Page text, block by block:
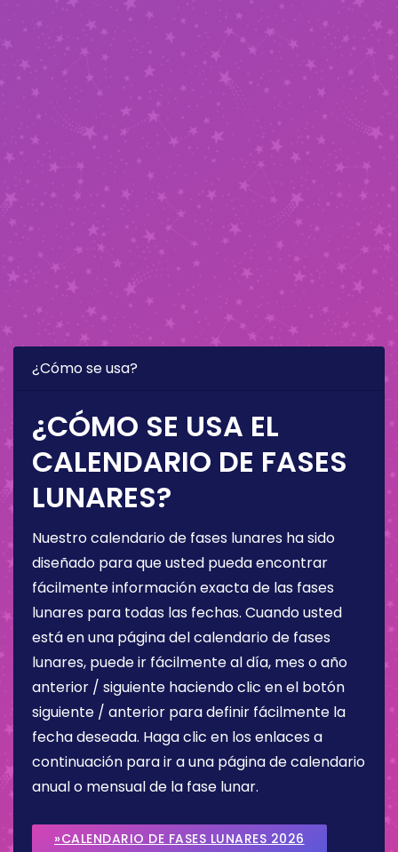
¿Cómo se usa?
¿CÓMO SE USA EL
CALENDARIO DE FASES
LUNARES?
Nuestro calendario de fases lunares ha sido
diseñado para que usted pueda encontrar
fácilmente información exacta de las fases
lunares para todas las fechas. Cuando usted
está en una página del calendario de fases
lunares, puede ir fácilmente al día, mes o año
anterior / siguiente haciendo clic en el botón
siguiente / anterior para definir fácilmente la
fecha deseada. Haga clic en los enlaces a
continuación para ir a una página de calendario
anual o mensual de la fase lunar.
»CALENDARIO DE FASES LUNARES 2026